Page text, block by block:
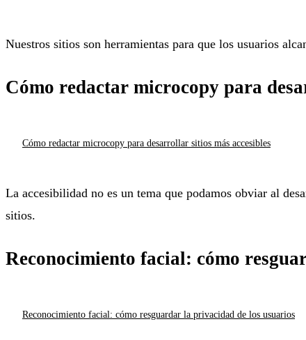
Nuestros sitios son herramientas para que los usuarios
Cómo redactar microcopy para
Cómo redactar microcopy para desarrollar sitios más accesibles
La accesibilidad no es un tema que podamos obviar al
sitios.
Reconocimiento facial: cómo
Reconocimiento facial: cómo resguardar la privacidad de los usuarios